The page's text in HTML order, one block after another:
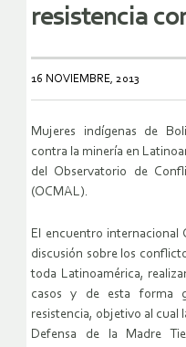
resistencia
16 NOVIEMBRE, 2013
Mujeres indígenas de
contra la minería en
del Observatorio de
(OCMAL).
El encuentro
discusión sobre los
toda Latinoamérica,
casos y de esta forma
resistencia, objetivo al cual
Defensa de la Madre